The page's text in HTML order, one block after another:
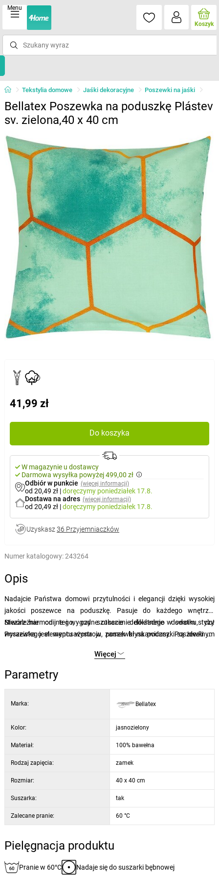
Menu
Koszyk
Tekstylia domowe Jaśki dekoracyjne Poszewki na jaśki
Bellatex Poszewka na poduszkę Plástev
sv. zielona,40 x 40 cm
41,99 zł
Do koszyka
W magazynie u dostawcy
Darmowa wysyłka powyżej 499,00 zł
Odbiór w punkcie (więcej informacji)
od 20,49 zł |doręczymy poniedziałek 17.8.
Dostawa na adres (więcej informacji)
od 20,49 zł |doręczymy poniedziałek 17.8.
Uzyskasz 36 Przyjemniaczków
Numer katalogowy:243264
Opis
Nadajcie Państwa domowi przytulności i elegancji dzięki wysokiej
jakości poszewce na poduszkę. Pasuje do każdego wnętrza.
Niezależnie od tego, czy szukacie delikatnego dodatku, czy
wyrazistego elementu wystroju, poszewki na poduszki są idealnym
Stwórz harmonijne i wygodne otoczenie dokładnie w swoim stylu!
Poszewka jest wyposażona w zamek błyskawiczny. Poszewki na
poszewka może być nieco inna. Zdjęcie ma charakter poglądowy.
Więcej
Parametry
Marka: Bellatex
Kolor: jasnozielony
Materiał: 100% bawełna
Rodzaj zapięcia: zamek
Rozmiar: 40 x 40 cm
Suszarka: tak
Zalecane pranie: 60 °C
Pielęgnacja produktu
Pranie w 60°C Nadaje się do suszarki bębnowej